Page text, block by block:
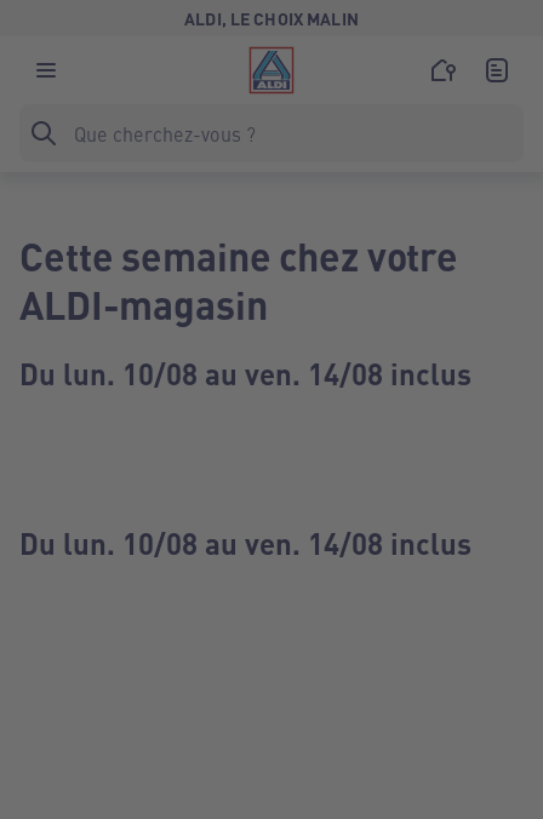
ALDI, LE CHOIX MALIN
Cette semaine chez votre
ALDI-magasin
Du lun. 10/08 au ven. 14/08 inclus
Du lun. 10/08 au ven. 14/08 inclus